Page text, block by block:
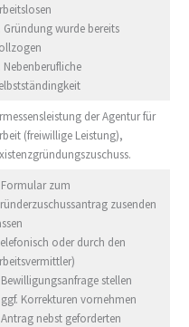
Gründung wurde bereits
Nebenberufliche
der Agentur für
(freiwillige Leistung),
zum
zusenden
oder durch den
stellen
Korrekturen vornehmen
nebst geforderten